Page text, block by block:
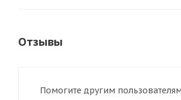
Отзывы
Помогите другим